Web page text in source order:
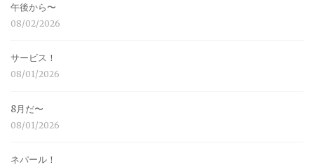
午後から〜
08/02/2026
サービス！
08/01/2026
8月だ〜
08/01/2026
ネパール！